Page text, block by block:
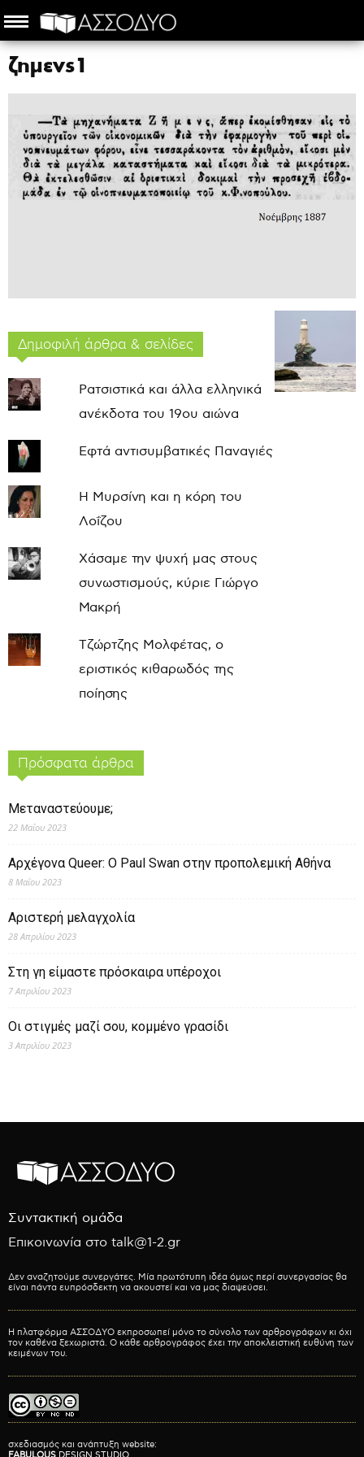
ζημενς1
Δημοφιλή άρθρα & σελίδες
Ρατσιστικά και άλλα ελληνικά
ανέκδοτα του 19ου αιώνα
Εφτά αντισυμβατικές Παναγιές
Η Μυρσίνη και η κόρη του
Λοΐζου
Χάσαμε την ψυχή μας στους
συνωστισμούς, κύριε Γιώργο
Μακρή
Τζώρτζης Μολφέτας, ο
εριστικός κιθαρωδός της
ποίησης
Πρόσφατα άρθρα
Μεταναστεύουμε;
22 Μαΐου 2023
Αρχέγονα Queer: O Paul Swan στην προπολεμική Αθήνα
8 Μαΐου 2023
Αριστερή μελαγχολία
28 Απριλίου 2023
Στη γη είμαστε πρόσκαιρα υπέροχοι
7 Απριλίου 2023
Οι στιγμές μαζί σου, κομμένο γρασίδι
3 Απριλίου 2023
Συντακτική ομάδα
Επικοινωνία στο talk@1-2.gr
Δεν αναζητούμε συνεργάτες. Μία πρωτότυπη ιδέα όμως περί συνεργασίας θα
είναι πάντα ευπρόσδεκτη να ακουστεί και να μας διαψεύσει.
Η πλατφόρμα ΑΣΣΟΔΥΟ εκπροσωπεί μόνο το σύνολο των αρθρογράφων κι όχι
τον καθένα ξεχωριστά. Ο κάθε αρθρογράφος έχει την αποκλειστική ευθύνη των
κειμένων του.
σχεδιασμός και ανάπτυξη website:
FABULOUS DESIGN STUDIO